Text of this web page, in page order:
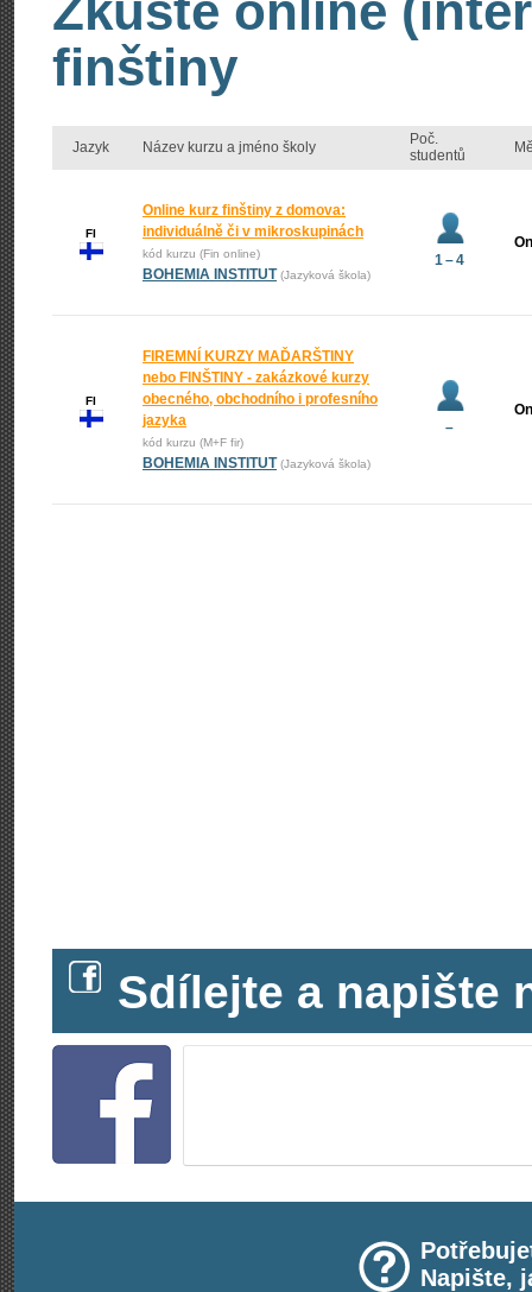
Zkuste online
finštiny
Jazyk Název kurzu a jméno školy
Poč.
studentů
FI
Online kurz finštiny z domova:
individuálně či v mikroskupinách
kód kurzu (Fin online)
BOHEMIA INSTITUT (Jazyková škola)
1 – 4
FI
FIREMNÍ KURZY MAĎARŠTINY
nebo FINŠTINY - zakázkové kurzy
obecného, obchodního i profesního
jazyka
kód kurzu (M+F fir)
BOHEMIA INSTITUT (Jazyková škola)
–
Sdílejte a napište
Napište,